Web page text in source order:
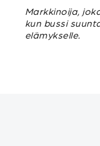
Markkinoija,
kun bussi
elämykselle.